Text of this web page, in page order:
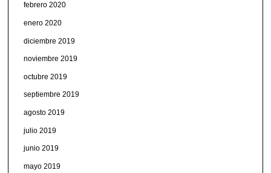
febrero 2020
enero 2020
diciembre 2019
noviembre 2019
octubre 2019
septiembre 2019
agosto 2019
julio 2019
junio 2019
mayo 2019